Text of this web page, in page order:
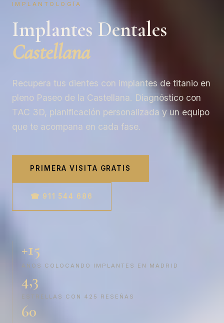
IMPLANTOLOGÍA
Implantes Dentales
Castellana
Recupera tus dientes con implantes de titanio en
pleno Paseo de la Castellana. Diagnóstico con
TAC 3D, planificación personalizada y un equipo
que te acompana en cada fase.
PRIMERA VISITA GRATIS
☎ 911 544 686
+15
AÑOS COLOCANDO IMPLANTES EN MADRID
4,3
ESTRELLAS CON 425 RESEÑAS
60